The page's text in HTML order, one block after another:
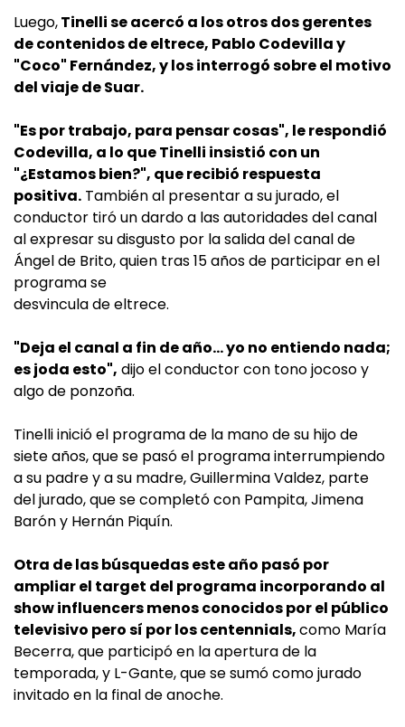
Luego,Tinelli se acercó a los otros dos gerentes
de contenidos de eltrece, Pablo Codevilla y
"Coco" Fernández, y los interrogó sobre el motivo
del viaje de Suar.
"Es por trabajo, para pensar cosas", le respondió
Codevilla, a lo que Tinelli insistió con un
"¿Estamos bien?", que recibió respuesta
positiva. También al presentar a su jurado, el
conductor tiró un dardo a las autoridades del canal
al expresar su disgusto por la salida del canal de
Ángel de Brito, quien tras 15 años de participar en el
programa se
desvincula de eltrece.
"Deja el canal a fin de año… yo no entiendo nada;
es joda esto", dijo el conductor con tono jocoso y
algo de ponzoña.
Tinelli inició el programa de la mano de su hijo de
siete años, que se pasó el programa interrumpiendo
a su padre y a su madre, Guillermina Valdez, parte
del jurado, que se completó con Pampita, Jimena
Barón y Hernán Piquín.
Otra de las búsquedas este año pasó por
ampliar el target del programa incorporando al
show influencers menos conocidos por el público
televisivo pero sí por los centennials,como María
Becerra, que participó en la apertura de la
temporada, y L-Gante, que se sumó como jurado
invitado en la final de anoche.